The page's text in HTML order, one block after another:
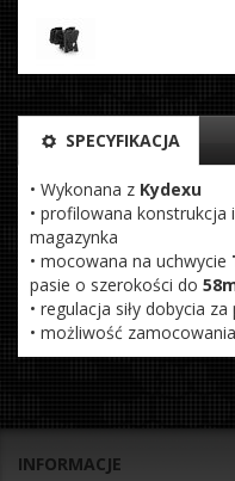
SPECYFIKACJA
• Wykonana z Kydexu
• profilowana konstrukcja
magazynka
• mocowana na uchwycie
pasie o szerokości do
• regulacja siły dobycia
• możliwość
INFORMACJE